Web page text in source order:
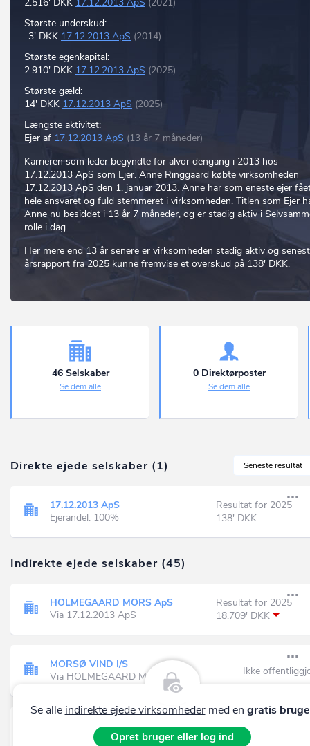
Største underskud:
-3' DKK 17.12.2013 ApS (2014)
Største egenkapital:
2.910' DKK 17.12.2013 ApS (2025)
Største gæld:
14' DKK 17.12.2013 ApS (2025)
Længste aktivitet:
Ejer af 17.12.2013 ApS (13 år 7 måneder)
Karrieren som leder begyndte for alvor dengang i 2013 hos
17.12.2013 ApS som Ejer. Anne Ringgaard købte virksomheden
17.12.2013 ApS den 1. januar 2013. Anne har som eneste ejer
hele ansvaret og fuld stemmeret i virksomheden. Titlen som Ejer
Anne nu besiddet i 13 år 7 måneder, og er stadig aktiv i
rolle i dag.
Her mere end 13 år senere er virksomheden stadig aktiv og
årsrapport fra 2025 kunne fremvise et overskud på 138' DKK.
46 Selskaber
Se dem alle
0 Direktørposter
Se dem alle
Seneste resultat
Direkte ejede selskaber (1)
17.12.2013 ApS
Ejerandel: 100%
Resultat for 2025
138' DKK
Indirekte ejede selskaber (45)
HOLMEGAARD MORS ApS
Via 17.12.2013 ApS
Resultat for 2025
18.709' DKK
MORSØ VIND I/S
Via HOLMEGAARD MORS ApS
Ikke
SEAL Alternatives A/S
Via HOLMEGAARD MORS ApS
Resultat for 2025
-61.911' DKK
Se alle indirekte ejede virksomhedermed en gratis
Opret bruger eller log ind